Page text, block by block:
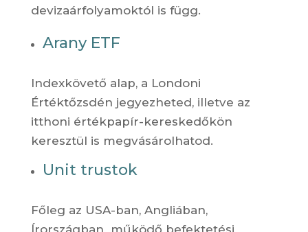
devizaárfolyamoktól is függ.
Arany ETF
Indexkövető alap, a Londoni
Értéktőzsdén jegyezheted, illetve az
itthoni értékpapír-kereskedőkön
keresztül is megvásárolhatod.
Unit trustok
Főleg az USA-ban, Angliában,
Írországban működő befektetési